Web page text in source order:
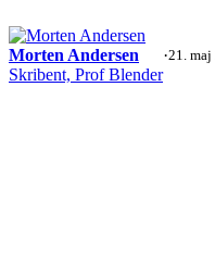
Morten Andersen
Skribent, Prof Blender
·21. maj